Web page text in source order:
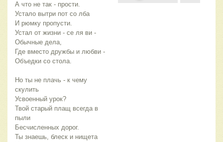
А что не так - прости.
Устало вытри пот со лба
И рюмку пропусти.
Устал от жизни - се ля ви -
Обычные дела,
Где вместо дружбы и любви -
Объедки со стола.
Но ты не плачь - к чему
скулить
Усвоенный урок?
Твой старый плащ всегда в
пыли
Бесчисленных дорог.
Ты знаешь, блеск и нищета